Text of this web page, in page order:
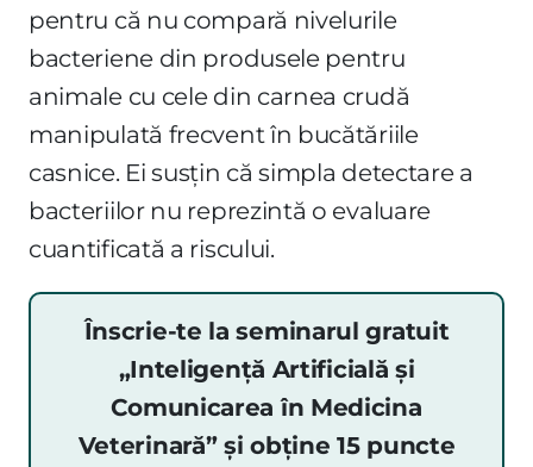
pentru că nu compară nivelurile
bacteriene din produsele pentru
animale cu cele din carnea crudă
manipulată frecvent în bucătăriile
casnice. Ei susțin că simpla detectare a
bacteriilor nu reprezintă o evaluare
cuantificată a riscului.
Înscrie-te la seminarul gratuit
„Inteligență Artificială și
Comunicarea în Medicina
Veterinară” și obține 15 puncte